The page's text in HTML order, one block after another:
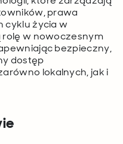
prawa
cyklu życia w
w nowoczesnym
bezpieczny,
dostęp
lokalnych, jak i